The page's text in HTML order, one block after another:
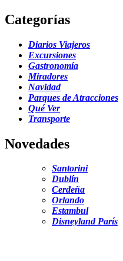
Categorías
Diarios Viajeros
Excursiones
Gastronomía
Miradores
Navidad
Parques de Atracciones
Qué Ver
Transporte
Novedades
Santorini
Dublín
Cerdeña
Orlando
Estambul
Disneyland París